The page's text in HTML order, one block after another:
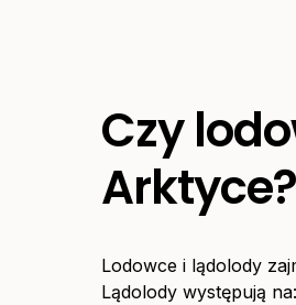
Czy
Arktyce?
Lodowce i lądolody
Lądolody występują na: